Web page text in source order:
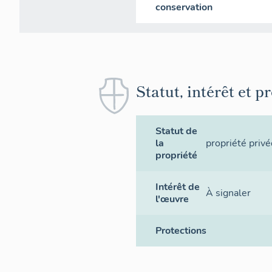
conservation
Statut, intérêt et
Statut de
la
propriété
propriété
Intérêt de
l'œuvre
À signaler
Protections